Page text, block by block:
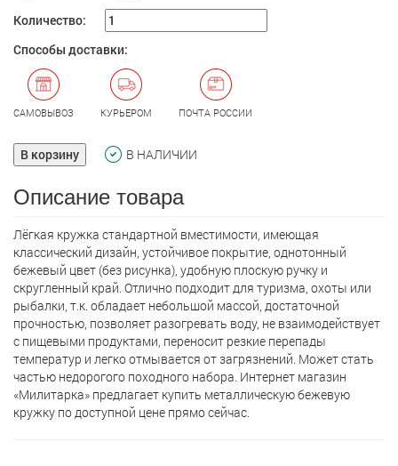
Количество:
Способы доставки:
САМОВЫВОЗ КУРЬЕРОМ ПОЧТА РОССИИ
В корзину В НАЛИЧИИ
Описание товара
Лёгкая кружка стандартной вместимости, имеющая
классический дизайн, устойчивое покрытие, однотонный
бежевый цвет (без рисунка), удобную плоскую ручку и
скругленный край. Отлично подходит для туризма, охоты или
рыбалки, т.к. обладает небольшой массой, достаточной
прочностью, позволяет разогревать воду, не взаимодействует
с пищевыми продуктами, переносит резкие перепады
температур и легко отмывается от загрязнений. Может стать
частью недорогого походного набора. Интернет магазин
«Милитарка» предлагает кyпить металлическую бежевую
кружку по доступной цене прямо сейчас.